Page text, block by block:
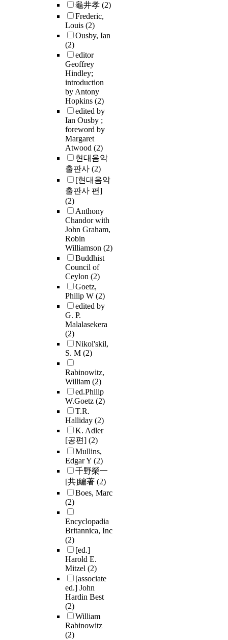
龜井孝 (2)
Frederic,
Louis (2)
Ousby, Ian
(2)
editor
Geoffrey
Hindley;
introduction
by Antony
Hopkins (2)
edited by
Ian Ousby ;
foreword by
Margaret
Atwood (2)
현대음악
출판사 (2)
[현대음악
출판사 편]
(2)
Anthony
Chandor with
John Graham,
Robin
Williamson (2)
Buddhist
Council of
Ceylon (2)
Goetz,
Philip W (2)
edited by
G. P.
Malalasekera
(2)
Nikol'skil,
S. M (2)
Rabinowitz,
William (2)
ed.Philip
W.Goetz (2)
T.R.
Halliday (2)
K. Adler
[공편] (2)
Mullins,
Edgar Y (2)
千野榮一
[共]編著 (2)
Boes, Marc
(2)
Encyclopadia
Britannica, Inc
(2)
[ed.]
Harold E.
Mitzel (2)
[associate
ed.] John
Hardin Best
(2)
William
Rabinowitz
(2)